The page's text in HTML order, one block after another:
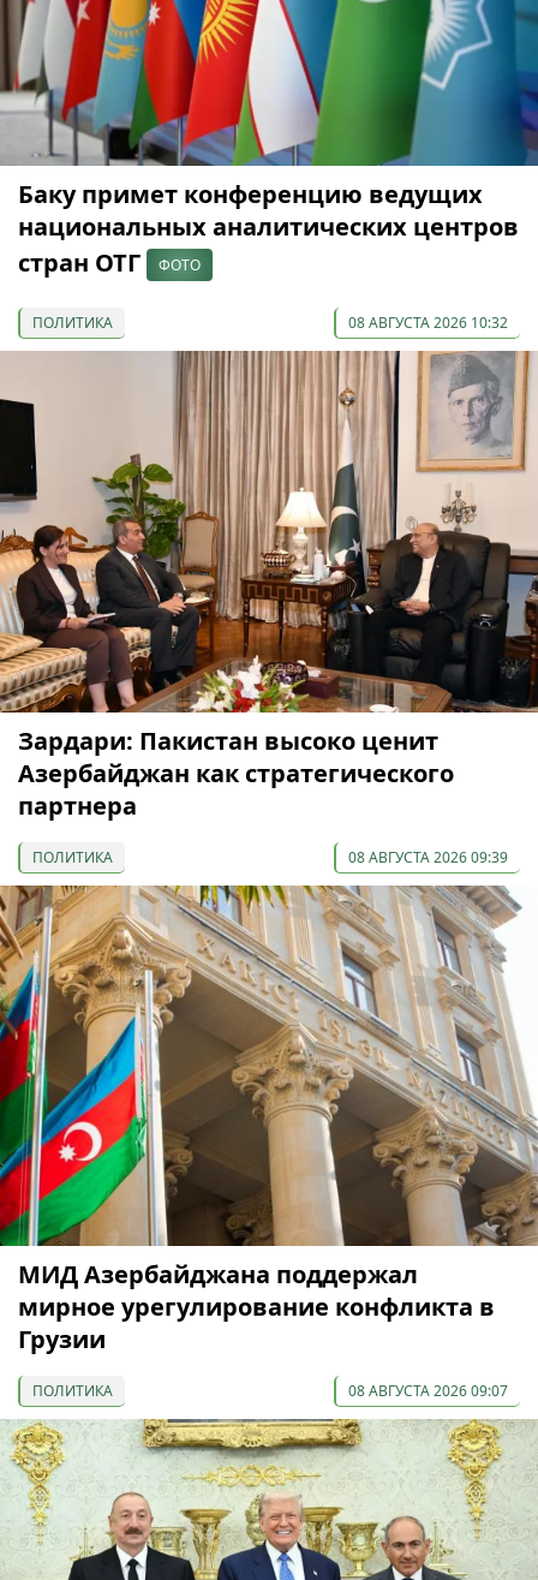
Баку примет конференцию ведущих
национальных аналитических центров
стран ОТГ
ФОТО
ПОЛИТИКА 08 АВГУСТА 2026 10:32
Зардари: Пакистан высоко ценит
Азербайджан как стратегического
партнера
ПОЛИТИКА 08 АВГУСТА 2026 09:39
МИД Азербайджана поддержал
мирное урегулирование конфликта в
Грузии
ПОЛИТИКА 08 АВГУСТА 2026 09:07